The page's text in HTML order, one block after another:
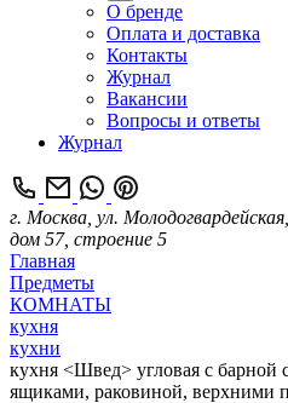
О бренде
Оплата и доставка
Контакты
Журнал
Вакансии
Вопросы и ответы
Журнал
г. Москва, ул. Молодогвардейская,
дом 57, строение 5
Главная
Предметы
КОМНАТЫ
кухня
кухни
кухня <Швед> угловая с барной
ящиками, раковиной, верхними